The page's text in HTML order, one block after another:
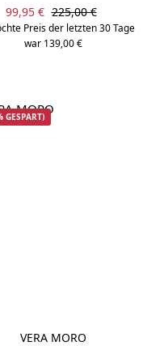
Verkaufspreis:
99,95 € Regulärer Preis:
225,00 €
Preis der letzten 30 Tage
war 139,00 €
GESPART)
VERA MORO